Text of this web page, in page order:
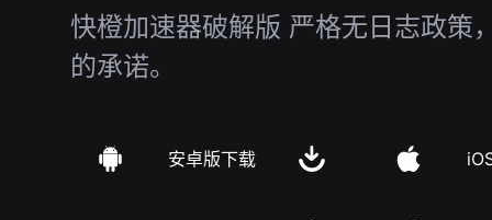
快橙加速器破解版 严格无日志政策
的承诺。
安卓版下载